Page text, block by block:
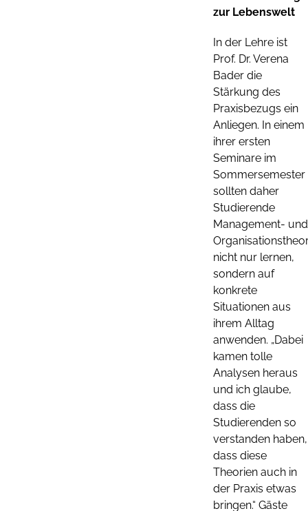
zur Lebenswelt
In der Lehre ist
Prof. Dr. Verena
Bader die
Stärkung des
Praxisbezugs ein
Anliegen. In einem
ihrer ersten
Seminare im
Sommersemester
sollten daher
Studierende
Management- und
nicht nur lernen,
sondern auf
konkrete
Situationen aus
ihrem Alltag
anwenden. „Dabei
kamen tolle
Analysen heraus
und ich glaube,
dass die
Studierenden so
verstanden haben,
dass diese
Theorien auch in
der Praxis etwas
bringen.“ Gäste